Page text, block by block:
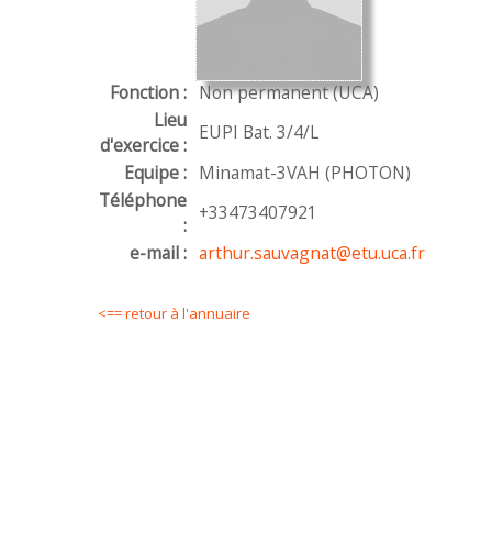
Fonction : Non permanent (UCA)
Lieu
d'exercice :
EUPI Bat. 3/4/L
Equipe : Minamat-3VAH (PHOTON)
Téléphone
:
+33473407921
e-mail : arthur.sauvagnat@etu.uca.fr
<== retour à l'annuaire